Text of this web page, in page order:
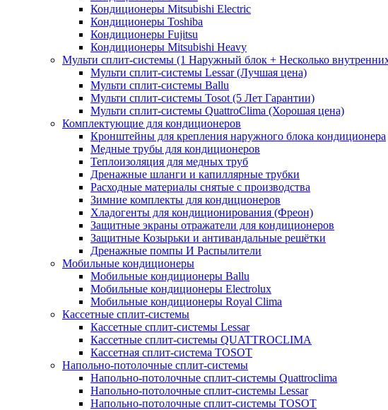
Кондиционеры Mitsubishi Electric
Кондиционеры Toshiba
Кондиционеры Fujitsu
Кондиционеры Mitsubishi Heavy
Мульти сплит-системы (1 Наружный блок + Несколько
Мульти сплит-системы Lessar (Лучшая цена)
Мульти сплит-системы Ballu
Мульти сплит-системы Tosot (5 Лет Гарантии)
Мульти сплит-системы QuattroClima (Хорошая цена)
Комплектующие для кондиционеров
Кронштейны для крепления наружного блока кондиционера
Медные трубы для кондиционеров
Теплоизоляция для медных труб
Дренажные шланги и капиллярные трубки
Расходные материалы снятые с производства
Зимние комплекты для кондиционеров
Хладогенты для кондиционирования (Фреон)
Защитные экраны отражатели для кондиционеров
Защитные Козырьки и антивандальные решётки
Дренажные помпы И Распылители
Мобильные кондиционеры
Мобильные кондиционеры Ballu
Мобильные кондиционеры Electrolux
Мобильные кондиционеры Royal Clima
Кассетные сплит-системы
Кассетные сплит-системы Lessar
Кассетные сплит-системы QUATTROCLIMA
Кассетная сплит-система TOSOT
Напольно-потолочные сплит-системы
Напольно-потолочные сплит-системы Quattroclima
Напольно-потолочные сплит-системы Lessar
Напольно-потолочные сплит-системы TOSOT